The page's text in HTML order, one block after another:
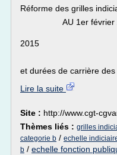
Réforme des grilles
AU 1er
AU
2015
et durées de carrière des
Lire la suite
Site : http://www.cgt-
Thèmes liés : grilles
categorie b / echelle
b / echelle fonction